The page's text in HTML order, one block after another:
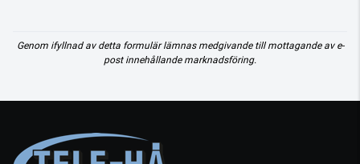
Genom ifyllnad av detta formulär lämnas medgivande till mottagande av e-
post innehållande marknadsföring.